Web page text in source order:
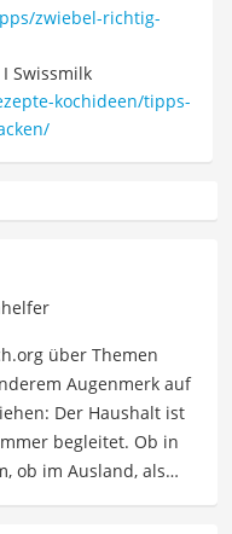
zwiebel-richtig-
Swissmilk
kochideen/tipps-
über Themen
Augenmerk auf
Der Haushalt ist
begleitet. Ob in
ob im Ausland, als